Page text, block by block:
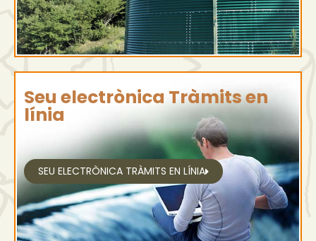
Seu electrònica Tràmits en
línia
SEU ELECTRÒNICA TRÀMITS EN LÍNIA